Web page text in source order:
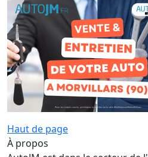
Haut de page
À propos